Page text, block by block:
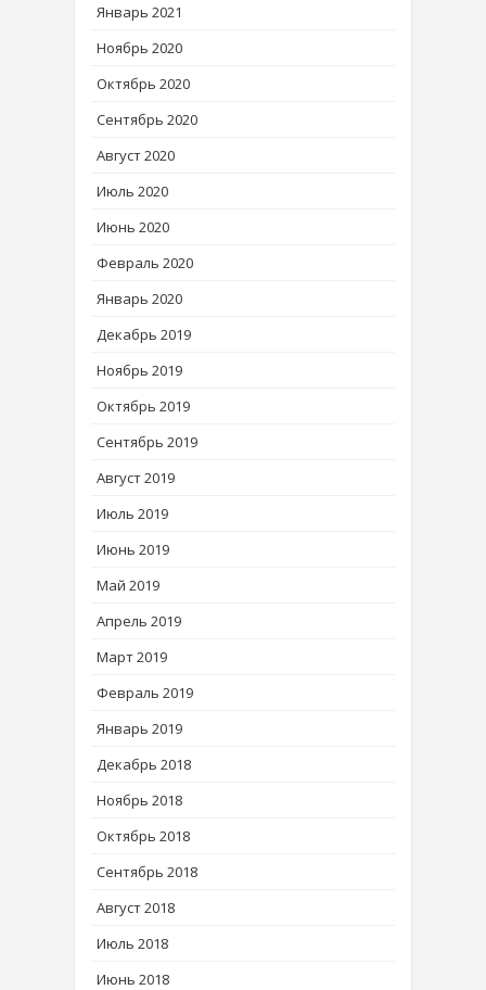
Январь 2021
Ноябрь 2020
Октябрь 2020
Сентябрь 2020
Август 2020
Июль 2020
Июнь 2020
Февраль 2020
Январь 2020
Декабрь 2019
Ноябрь 2019
Октябрь 2019
Сентябрь 2019
Август 2019
Июль 2019
Июнь 2019
Май 2019
Апрель 2019
Март 2019
Февраль 2019
Январь 2019
Декабрь 2018
Ноябрь 2018
Октябрь 2018
Сентябрь 2018
Август 2018
Июль 2018
Июнь 2018